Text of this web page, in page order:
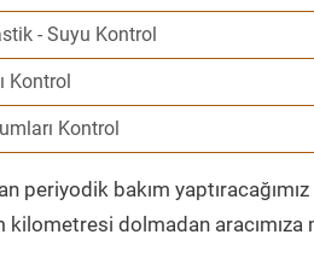
- Suyu Kontrol
Kontrol
Kontrol
periyodik bakım
kilometresi dolmadan